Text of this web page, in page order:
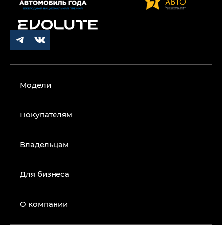
Модели
Покупателям
Владельцам
Для бизнеса
О компании